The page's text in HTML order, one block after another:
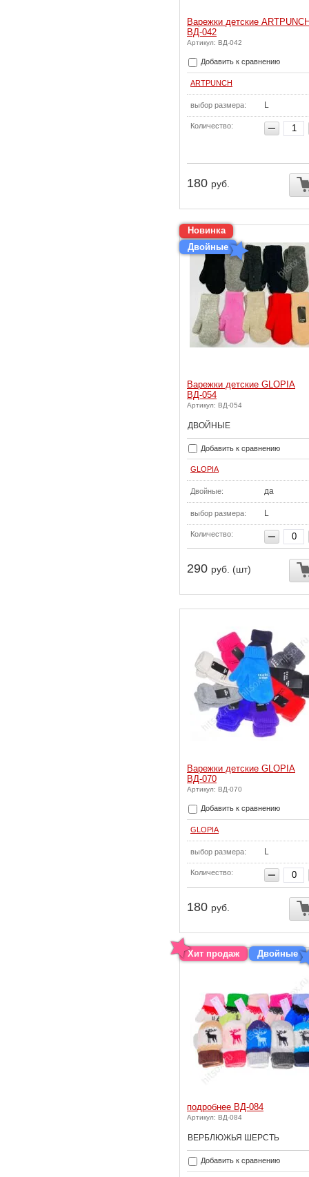
Варежки детские
ВД-042
Артикул: ВД-042
Добавить к сравнению
ARTPUNCH
выбор размера: L
Количество:
180 руб.
Новинка
Двойные
Варежки детские GLOPIA
ВД-054
Артикул: ВД-054
ДВОЙНЫЕ
Добавить к сравнению
GLOPIA
Двойные: да
выбор размера: L
Количество:
290 руб. (шт)
Варежки детские GLOPIA
ВД-070
Артикул: ВД-070
Добавить к сравнению
GLOPIA
выбор размера: L
Количество:
180 руб.
Хит продаж Двойные
подробнее ВД-084
Артикул: ВД-084
ВЕРБЛЮЖЬЯ ШЕРСТЬ
Добавить к сравнению